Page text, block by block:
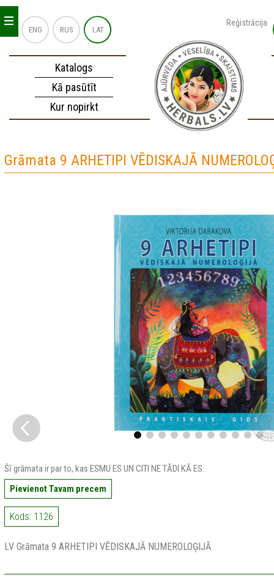
ENG RUS LAT
Reģistrācija
Katalogs
Kā pasūtīt
Kur nopirkt
_
_
_
Grāmata 9 ARHETIPI VĒDISKAJĀ
Šī grāmata ir par to, kas ESMU ES UN CITI NE TĀDI KĀ ES.
Pievienot Tavam precem
Kods: 1126
LV Grāmata 9 ARHETIPI VĒDISKAJĀ NUMEROLOĢIJĀ